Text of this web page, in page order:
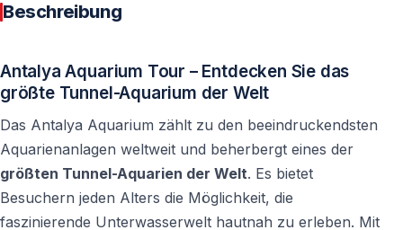
Beschreibung
Antalya Aquarium Tour – Entdecken Sie das
größte Tunnel-Aquarium der Welt
Das Antalya Aquarium zählt zu den beeindruckendsten
Aquarienanlagen weltweit und beherbergt eines der
größten Tunnel-Aquarien der Welt. Es bietet
Besuchern jeden Alters die Möglichkeit, die
faszinierende Unterwasserwelt hautnah zu erleben. Mit